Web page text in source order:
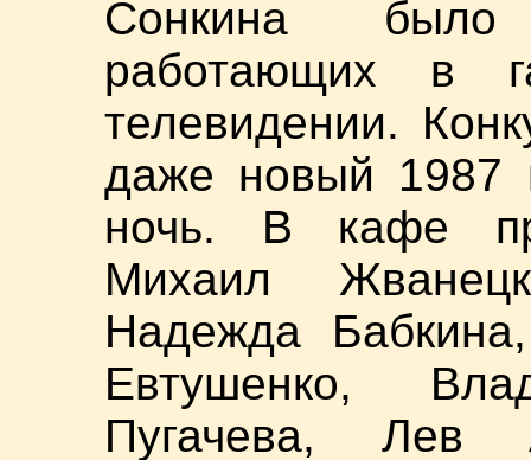
Сонкина было
работающих в
телевидении.
даже новый 1987
ночь. В кафе
Михаил
Надежда
Евтушенко,
Пугачева, Лев